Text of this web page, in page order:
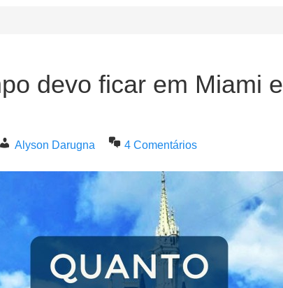
devo ficar em Miami e
Alyson Darugna 4 Comentários